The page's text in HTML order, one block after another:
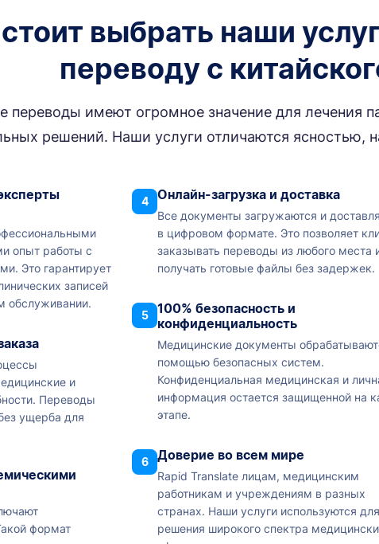
выбрать наши
переводу с
переводы имеют огромное значение для лечения
решений. Наши услуги отличаются ясностью,
опыт работы с
Это гарантирует
записей
обслуживании.
и
Переводы
ущерба для
формат
4 Онлайн-загрузка и доставка
Все документы загружаются и
в цифровом формате. Это позволяет
заказывать переводы из любого места
получать готовые файлы без задержек.
5
100% безопасность и
конфиденциальность
Медицинские документы
помощью безопасных систем.
Конфиденциальная медицинская и
информация остается защищенной на
этапе.
6 Доверие во всем мире
Rapid Translate лицам, медицинским
работникам и учреждениям в разных
странах. Наши услуги используются для
решения широкого спектра